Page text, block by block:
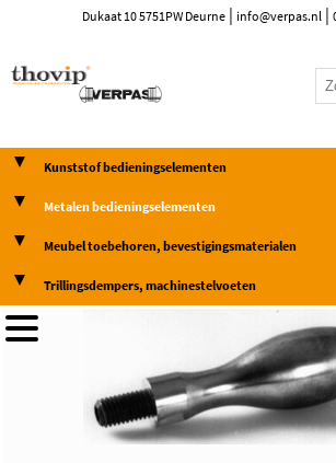
Dukaat 10 5751PW Deurne| info@verpas.nl|
Kunststof bedieningselementen
Metalen bedieningselementen
Meubel toebehoren, bevestigingsmaterialen
Trillingsdempers, machinestelvoeten